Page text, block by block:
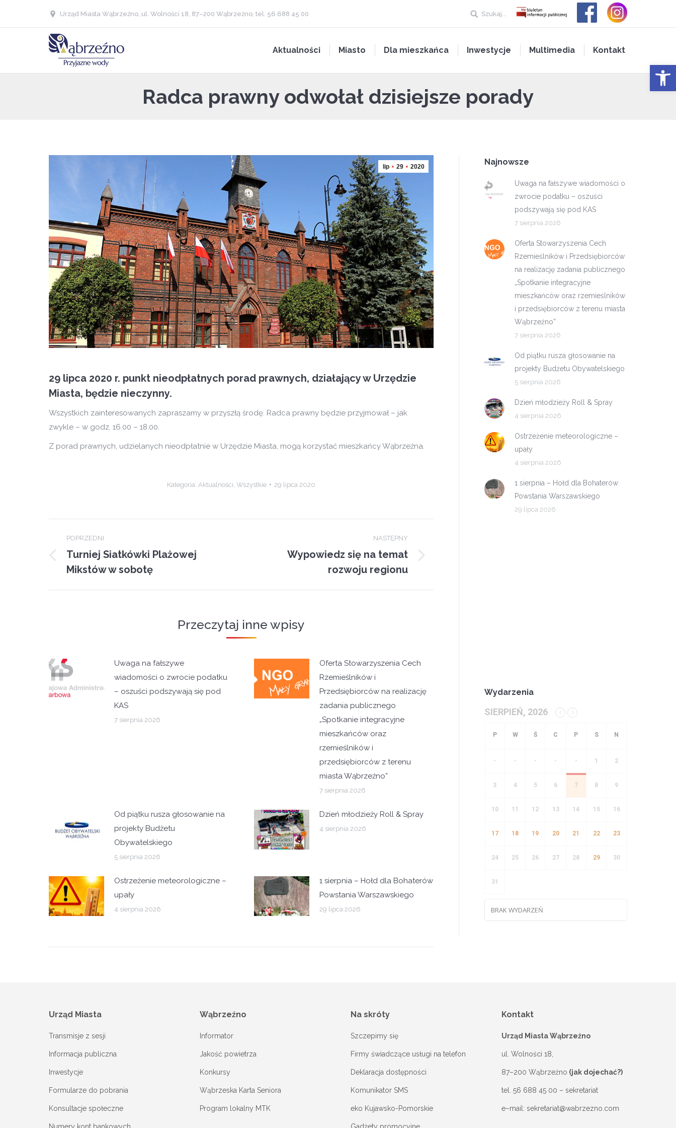
Urząd Miasta Wąbrzeźno, ul. Wolności 18, 87–200 Wąbrzeźno, tel. 56 688 45 00 Szukaj...
Aktualności Miasto Dla mieszkańca Inwestycje Multimedia Kontakt
Radca prawny odwołał dzisiejsze porady
lip 29 2020
29 lipca 2020 r. punkt nieodpłatnych porad prawnych, działający w Urzędzie
Miasta, będzie nieczynny.
Wszystkich zainteresowanych zapraszamy w przyszłą środę. Radca prawny będzie przyjmował – jak
zwykle – w godz. 16.00 – 18.00.
Z porad prawnych, udzielanych nieodpłatnie w Urzędzie Miasta, mogą korzystać mieszkańcy Wąbrzeźna.
Kategoria: Aktualności Wszystkie 29 lipca 2020
navigation
POPRZEDNI
Previous
post:
Turniej Siatkówki Plażowej
Mikstów w sobotę
NASTĘPNY
Wypowiedz się na temat
rozwoju regionu
Przeczytaj inne wpisy
Uwaga na fałszywe
wiadomości o zwrocie podatku
– oszuści podszywają się pod
KAS
7 sierpnia 2026
Oferta Stowarzyszenia Cech
Rzemieślników i
Przedsiębiorców na realizację
zadania publicznego
„Spotkanie integracyjne
mieszkańców oraz
rzemieślników i
przedsiębiorców z terenu
miasta Wąbrzeźno”
7 sierpnia 2026
Od piątku rusza głosowanie na
projekty Budżetu
Obywatelskiego
5 sierpnia 2026
Dzień młodzieży Roll & Spray
4 sierpnia 2026
Ostrzeżenie meteorologiczne –
upały
4 sierpnia 2026
1 sierpnia – Hołd dla Bohaterów
Powstania Warszawskiego
29 lipca 2026
Najnowsze
Uwaga na fałszywe wiadomości o
zwrocie podatku – oszuści
podszywają się pod KAS
7 sierpnia 2026
Oferta Stowarzyszenia Cech
Rzemieślników i Przedsiębiorców
na realizację zadania publicznego
„Spotkanie integracyjne
mieszkańców oraz rzemieślników
i przedsiębiorców z terenu miasta
Wąbrzeźno”
7 sierpnia 2026
Od piątku rusza głosowanie na
projekty Budżetu Obywatelskiego
5 sierpnia 2026
Dzień młodzieży Roll & Spray
4 sierpnia 2026
Ostrzeżenie meteorologiczne –
upały
4 sierpnia 2026
1 sierpnia – Hołd dla Bohaterów
Powstania Warszawskiego
29 lipca 2026
Wydarzenia
SIERPIEŃ, 2026
- - - - - 1 2
3 4 5 6 7 8 9
10 11 12 13 14 15 16
17 18 19 20 21 22 23
24 25 26 27 28 29 30
31
BRAK WYDARZEŃ
Urząd Miasta
Transmisje z sesji
Informacja publiczna
Inwestycje
Formularze do pobrania
Konsultacje społeczne
Numery kont bankowych
Wąbrzeźno
Informator
Jakość powietrza
Konkursy
Wąbrzeska Karta Seniora
Program lokalny MTK
Na skróty
Szczepimy się
Firmy świadczące usługi na telefon
Deklaracja dostępności
Komunikator SMS
eko Kujawsko-Pomorskie
Gadżety promocyjne
Kontakt
Urząd Miasta Wąbrzeźno
ul. Wolności 18,
87–200 Wąbrzeźno (jak dojechać?)
tel. 56 688 45 00 – sekretariat
e–mail: sekretariat@wabrzezno.com